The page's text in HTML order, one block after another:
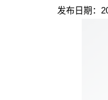
发布日期：